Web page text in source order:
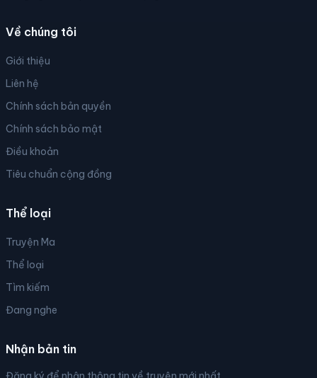
Về chúng tôi
Giới thiệu
Liên hệ
Chính sách bản quyền
Chính sách bảo mật
Điều khoản
Tiêu chuẩn cộng đồng
Thể loại
Truyện Ma
Thể loại
Tìm kiếm
Đang nghe
Nhận bản tin